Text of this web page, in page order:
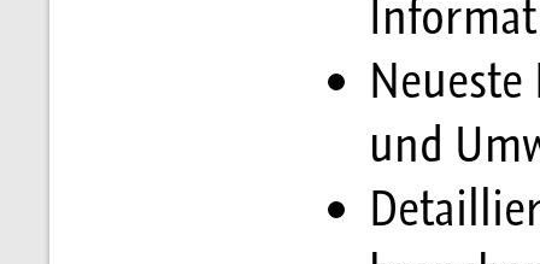
Neueste
und